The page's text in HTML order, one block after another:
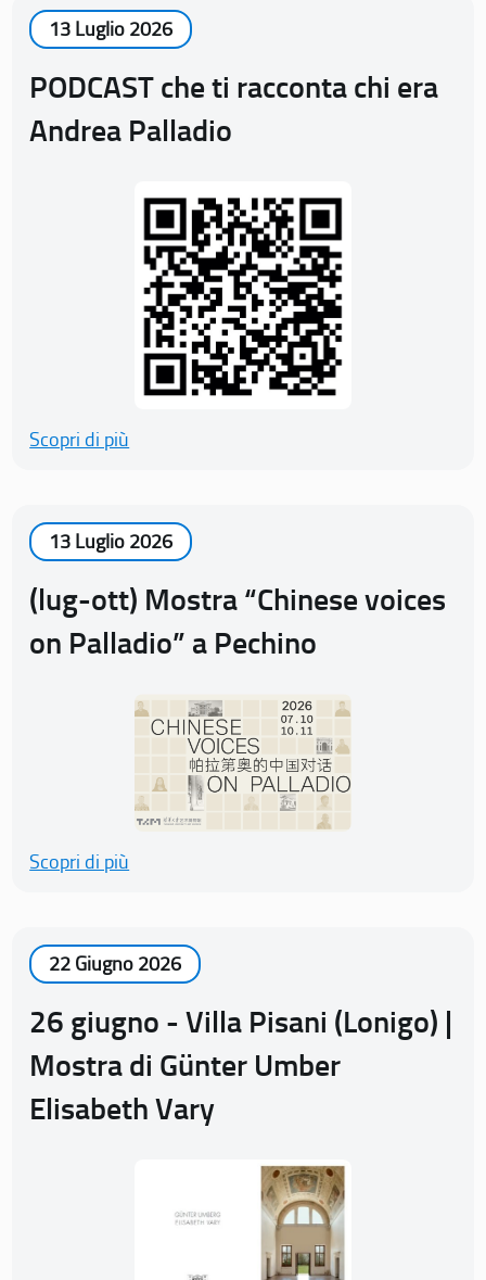
13 Luglio 2026
PODCAST che ti racconta chi era
Andrea Palladio
Scopri di più
13 Luglio 2026
(lug-ott) Mostra “Chinese voices
on Palladio” a Pechino
Scopri di più
22 Giugno 2026
26 giugno - Villa Pisani (Lonigo) |
Mostra di Günter Umber
Elisabeth Vary